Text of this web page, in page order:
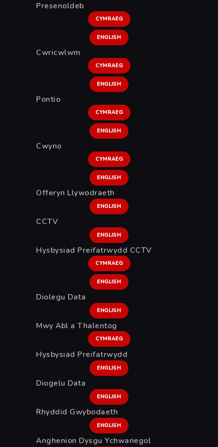
Presenoldeb
CYMRAEG
ENGLISH
Cwricwlwm
CYMRAEG
ENGLISH
Pontio
CYMRAEG
ENGLISH
Cwyno
CYMRAEG
ENGLISH
Offeryn Llywodraeth
ENGLISH
CCTV
ENGLISH
Hysbysiad Preifatrwydd CCTV
CYMRAEG
ENGLISH
Diolegu Data
ENGLISH
Mwy Abl a Thalentog
CYMRAEG
Hysbysiad Preifatrwydd
ENGLISH
Diogelu Data
ENGLISH
Rhyddid Gwybodaeth
ENGLISH
Anghenion Dysgu Ychwanegol